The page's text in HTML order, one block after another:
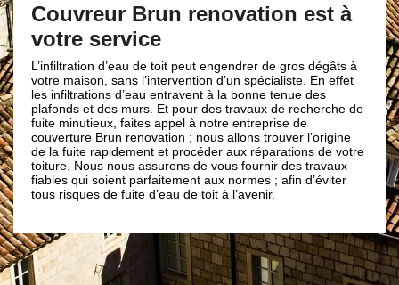
Couvreur Brun renovation est à
votre service
L’infiltration d’eau de toit peut engendrer de gros dégâts à
votre maison, sans l’intervention d’un spécialiste. En effet
les infiltrations d’eau entravent à la bonne tenue des
plafonds et des murs. Et pour des travaux de recherche de
fuite minutieux, faites appel à notre entreprise de
couverture Brun renovation ; nous allons trouver l’origine
de la fuite rapidement et procéder aux réparations de votre
toiture. Nous nous assurons de vous fournir des travaux
fiables qui soient parfaitement aux normes ; afin d’éviter
tous risques de fuite d’eau de toit à l’avenir.